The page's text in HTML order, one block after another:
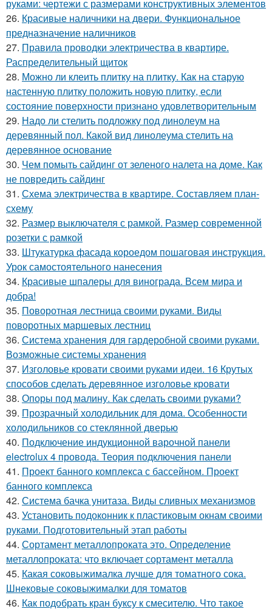
руками: чертежи с размерами конструктивных элементов
26. Красивые наличники на двери. Функциональное
предназначение наличников
27. Правила проводки электричества в квартире.
Распределительный щиток
28. Можно ли клеить плитку на плитку. Как на старую
настенную плитку положить новую плитку, если
состояние поверхности признано удовлетворительным
29. Надо ли стелить подложку под линолеум на
деревянный пол. Какой вид линолеума стелить на
деревянное основание
30. Чем помыть сайдинг от зеленого налета на доме. Как
не повредить сайдинг
31. Схема электричества в квартире. Составляем план-
схему
32. Размер выключателя с рамкой. Размер современной
розетки с рамкой
33. Штукатурка фасада короедом пошаговая инструкция.
Урок самостоятельного нанесения
34. Красивые шпалеры для винограда. Всем мира и
добра!
35. Поворотная лестница своими руками. Виды
поворотных маршевых лестниц
36. Система хранения для гардеробной своими руками.
Возможные системы хранения
37. Изголовье кровати своими руками идеи. 16 Крутых
способов сделать деревянное изголовье кровати
38. Опоры под малину. Как сделать своими руками?
39. Прозрачный холодильник для дома. Особенности
холодильников со стеклянной дверью
40. Подключение индукционной варочной панели
electrolux 4 провода. Теория подключения панели
41. Проект банного комплекса с бассейном. Проект
банного комплекса
42. Система бачка унитаза. Виды сливных механизмов
43. Установить подоконник к пластиковым окнам своими
руками. Подготовительный этап работы
44. Сортамент металлопроката это. Определение
металлопроката: что включает сортамент металла
45. Какая соковыжималка лучше для томатного сока.
Шнековые соковыжималки для томатов
46. Как подобрать кран буксу к смесителю. Что такое